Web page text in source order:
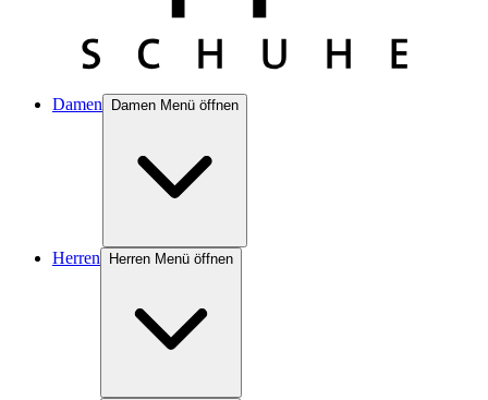
Damen Damen Menü öffnen
Herren Herren Menü öffnen